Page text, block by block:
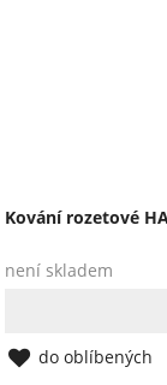
Kování rozetové
není skladem
do oblíbených